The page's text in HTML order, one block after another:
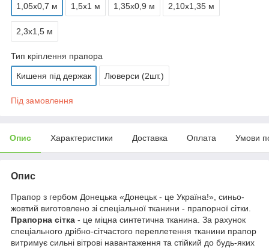
1,05х0,7 м 1,5х1 м 1,35х0,9 м 2,10х1,35 м
2,3х1,5 м
Тип кріплення прапора
Кишеня під держак Люверси (2шт.)
Під замовлення
Опис Характеристики Доставка Оплата Умови
Опис
Прапор з гербом Донецька «Донецьк - це Україна!», синьо-
жовтий виготовлено зі спеціальної тканини - прапорної сітки.
Прапорна сітка - це міцна синтетична тканина. За рахунок
спеціального дрібно-сітчастого переплетення тканини прапор
витримує сильні вітрові навантаження та стійкий до будь-яких